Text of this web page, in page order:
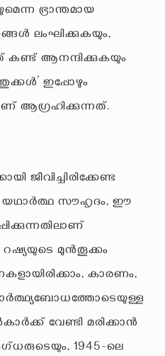
ഭ്രാന്തമായ
ലംഘിക്കുകയും,
കണ്ട് ആനന്ദിക്കുകയും
ഇപ്പോഴും
ആഗ്രഹിക്കുന്നത്.
ജീവിച്ചിരിക്കേണ്ട
സൗഹൃദം, ഈ
മുൻതൂക്കം
കാരണം,
വേണ്ടി മരിക്കാൻ
1945-ലെ